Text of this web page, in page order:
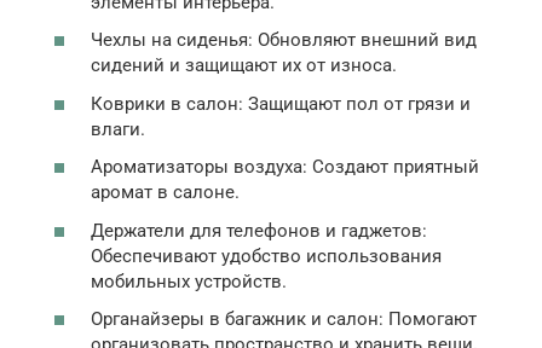
Чехлы на сиденья: Обновляют внешний вид
сидений и защищают их от износа.
Коврики в салон: Защищают пол от грязи и
влаги.
Ароматизаторы воздуха: Создают приятный
аромат в салоне.
Держатели для телефонов и гаджетов:
Обеспечивают удобство использования
мобильных устройств.
Органайзеры в багажник и салон: Помогают